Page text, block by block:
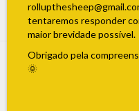
Toggle
navigation
Roll
tentaremos responder
maior brevidade possível.
Obrigado pela
🌞